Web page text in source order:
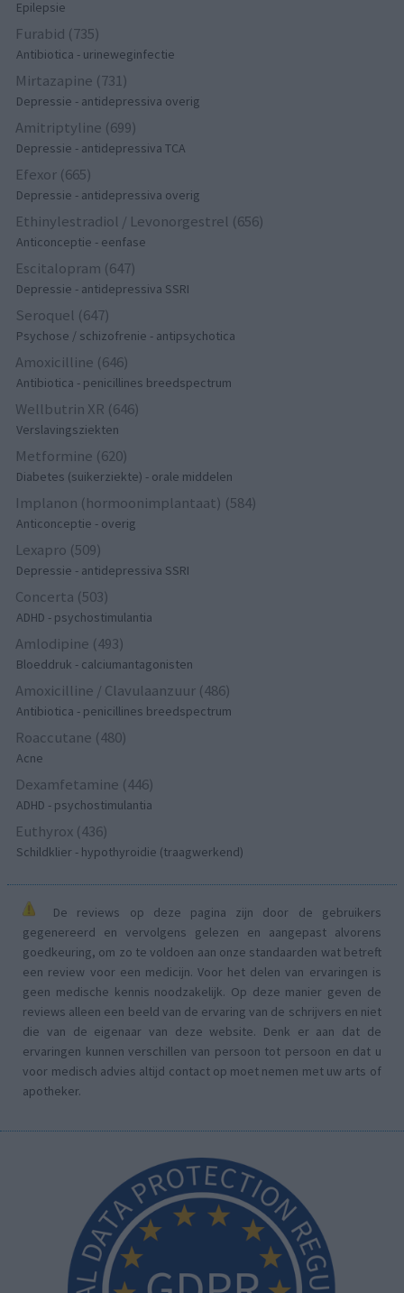
Epilepsie
Furabid (735)
Antibiotica - urineweginfectie
Mirtazapine (731)
Depressie - antidepressiva overig
Amitriptyline (699)
Depressie - antidepressiva TCA
Efexor (665)
Depressie - antidepressiva overig
Ethinylestradiol / Levonorgestrel (656)
Anticonceptie - eenfase
Escitalopram (647)
Depressie - antidepressiva SSRI
Seroquel (647)
Psychose / schizofrenie - antipsychotica
Amoxicilline (646)
Antibiotica - penicillines breedspectrum
Wellbutrin XR (646)
Verslavingsziekten
Metformine (620)
Diabetes (suikerziekte) - orale middelen
Implanon (hormoonimplantaat) (584)
Anticonceptie - overig
Lexapro (509)
Depressie - antidepressiva SSRI
Concerta (503)
ADHD - psychostimulantia
Amlodipine (493)
Bloeddruk - calciumantagonisten
Amoxicilline / Clavulaanzuur (486)
Antibiotica - penicillines breedspectrum
Roaccutane (480)
Acne
Dexamfetamine (446)
ADHD - psychostimulantia
Euthyrox (436)
Schildklier - hypothyroidie (traagwerkend)
De reviews op deze pagina zijn door de gebruikers
gegenereerd en vervolgens gelezen en aangepast alvorens
goedkeuring, om zo te voldoen aan onze standaarden wat betreft
een review voor een medicijn. Voor het delen van ervaringen is
geen medische kennis noodzakelijk. Op deze manier geven de
reviews alleen een beeld van de ervaring van de schrijvers en niet
die van de eigenaar van deze website. Denk er aan dat de
ervaringen kunnen verschillen van persoon tot persoon en dat u
voor medisch advies altijd contact op moet nemen met uw arts of
apotheker.